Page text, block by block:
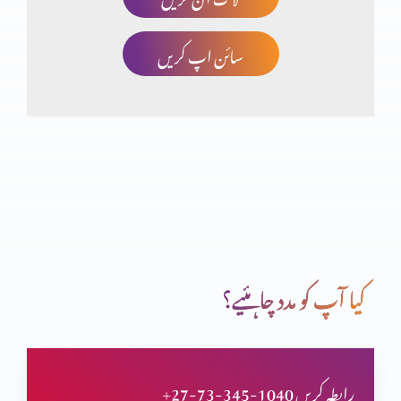
برکت کو ضائع کرنا
کیا خداوند یسوع مسیح خدا ہے؟
سائن اپ کریں
کیا آپ کو مدد چاہئیے؟
+27-73-345-1040 رابطہ کریں